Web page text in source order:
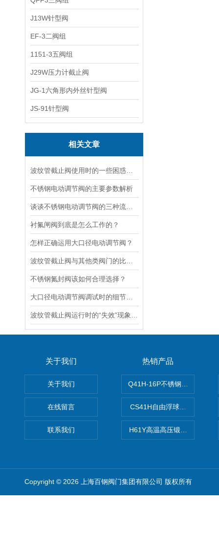
J13W针型阀
EF-3二阀组
1151-3五阀组
J29W压力计截止阀
JG-1六角形内外丝针型阀
JS-91针型阀
相关文章
不锈钢电动调节阀的主要参数解析
衬氟闸阀到底是怎么工作的？
怎样正确运用大口径电动调节阀？
不锈钢氮封阀该如何合理选择？
关于我们
关于我们
在线留言
联系我们
热销产品
Q41H-16P不锈钢硬密封球阀
CS41H自由浮球式蒸汽疏水
H61Y高温高压锻钢止回阀
Copyright © 2026 上海百钢阀门集团有限公司 版权所有